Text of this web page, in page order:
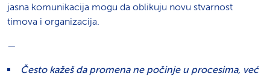
jasna komunikacija mogu da oblikuju novu stvarnost
timova i organizacija.
—
Često kažeš da promena ne počinje u procesima, već